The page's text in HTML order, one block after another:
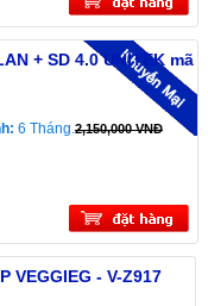
+ SD 4.0 UNITEK mã
6 Tháng.2,150,000 VNĐ
VEGGIEG - V-Z917